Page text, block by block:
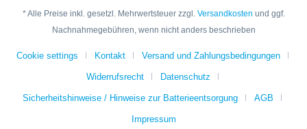
* Alle Preise inkl. gesetzl. Mehrwertsteuer zzgl. Versandkosten und ggf.
Nachnahmegebühren, wenn nicht anders beschrieben
Cookie settings Kontakt Versand und Zahlungsbedingungen
Widerrufsrecht Datenschutz
Sicherheitshinweise / Hinweise zur Batterieentsorgung AGB
Impressum